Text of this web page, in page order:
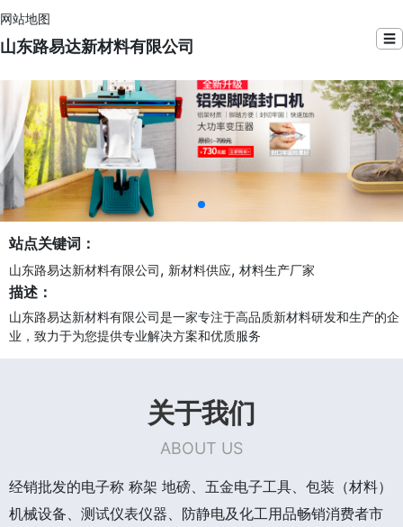
网站地图
山东路易达新材料有限公司 ☰
站点关键词：
山东路易达新材料有限公司, 新材料供应, 材料生产厂家
描述：
山东路易达新材料有限公司是一家专注于高品质新材料研发和生产的企
业，致力于为您提供专业解决方案和优质服务
关于我们
ABOUT US
经销批发的电子称 称架 地磅、五金电子工具、包装（材料）
机械设备、测试仪表仪器、防静电及化工用品畅销消费者市